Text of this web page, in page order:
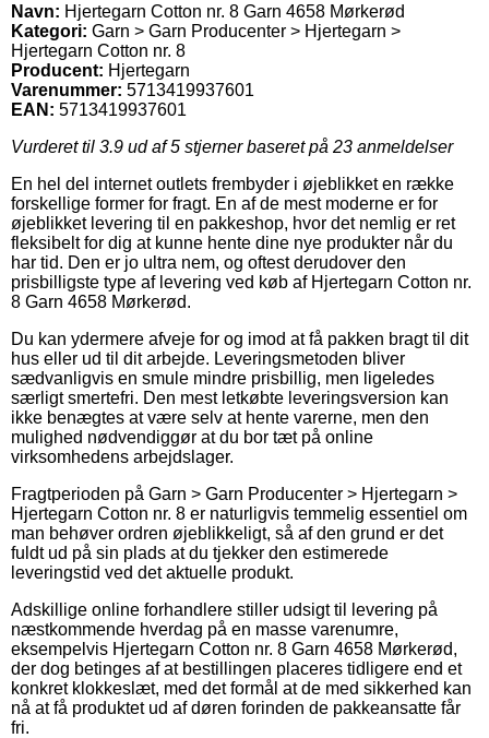
Navn: Hjertegarn Cotton nr. 8 Garn 4658 Mørkerød
Kategori: Garn > Garn Producenter > Hjertegarn >
Hjertegarn Cotton nr. 8
Producent: Hjertegarn
Varenummer: 5713419937601
EAN: 5713419937601
Vurderet til 3.9 ud af 5 stjerner baseret på 23 anmeldelser
En hel del internet outlets frembyder i øjeblikket en række
forskellige former for fragt. En af de mest moderne er for
øjeblikket levering til en pakkeshop, hvor det nemlig er ret
fleksibelt for dig at kunne hente dine nye produkter når du
har tid. Den er jo ultra nem, og oftest derudover den
prisbilligste type af levering ved køb af Hjertegarn Cotton nr.
8 Garn 4658 Mørkerød.
Du kan ydermere afveje for og imod at få pakken bragt til dit
hus eller ud til dit arbejde. Leveringsmetoden bliver
sædvanligvis en smule mindre prisbillig, men ligeledes
særligt smertefri. Den mest letkøbte leveringsversion kan
ikke benægtes at være selv at hente varerne, men den
mulighed nødvendiggør at du bor tæt på online
virksomhedens arbejdslager.
Fragtperioden på Garn > Garn Producenter > Hjertegarn >
Hjertegarn Cotton nr. 8 er naturligvis temmelig essentiel om
man behøver ordren øjeblikkeligt, så af den grund er det
fuldt ud på sin plads at du tjekker den estimerede
leveringstid ved det aktuelle produkt.
Adskillige online forhandlere stiller udsigt til levering på
næstkommende hverdag på en masse varenumre,
eksempelvis Hjertegarn Cotton nr. 8 Garn 4658 Mørkerød,
der dog betinges af at bestillingen placeres tidligere end et
konkret klokkeslæt, med det formål at de med sikkerhed kan
nå at få produktet ud af døren forinden de pakkeansatte får
fri.